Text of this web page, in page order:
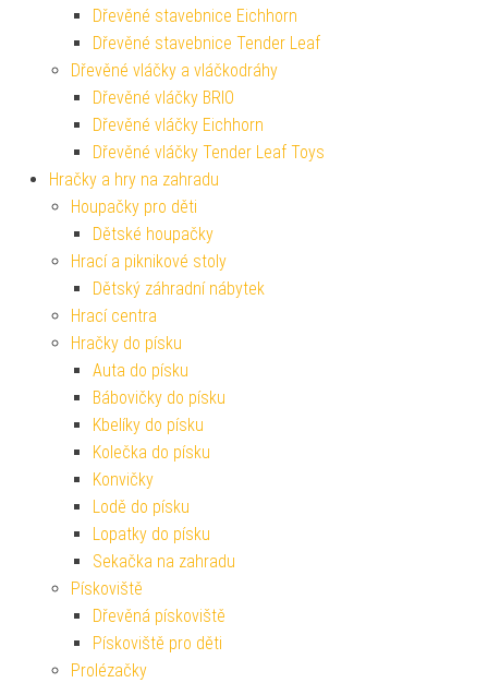
Dřevěné stavebnice Eichhorn
Dřevěné stavebnice Tender Leaf
Dřevěné vláčky a vláčkodráhy
Dřevěné vláčky BRIO
Dřevěné vláčky Eichhorn
Dřevěné vláčky Tender Leaf Toys
Hračky a hry na zahradu
Houpačky pro děti
Dětské houpačky
Hrací a piknikové stoly
Dětský záhradní nábytek
Hrací centra
Hračky do písku
Auta do písku
Bábovičky do písku
Kbelíky do písku
Kolečka do písku
Konvičky
Lodě do písku
Lopatky do písku
Sekačka na zahradu
Pískoviště
Dřevěná pískoviště
Pískoviště pro děti
Prolézačky